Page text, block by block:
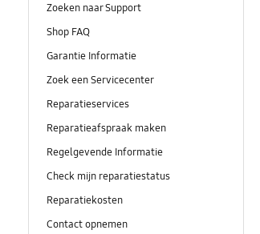
Zoeken naar Support
Shop FAQ
Garantie Informatie
Zoek een Servicecenter
Reparatieservices
Reparatieafspraak maken
Regelgevende Informatie
Check mijn reparatiestatus
Reparatiekosten
Contact opnemen